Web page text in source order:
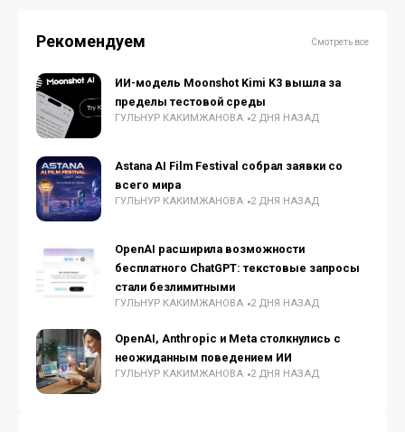
Рекомендуем Смотреть все
ИИ-модель Moonshot Kimi K3 вышла за
пределы тестовой среды
ГУЛЬНУР КАКИМЖАНОВА 2 ДНЯ НАЗАД
Astana AI Film Festival собрал заявки со
всего мира
ГУЛЬНУР КАКИМЖАНОВА 2 ДНЯ НАЗАД
OpenAI расширила возможности
бесплатного ChatGPT: текстовые запросы
стали безлимитными
ГУЛЬНУР КАКИМЖАНОВА 2 ДНЯ НАЗАД
OpenAI, Anthropic и Meta столкнулись с
неожиданным поведением ИИ
ГУЛЬНУР КАКИМЖАНОВА 2 ДНЯ НАЗАД